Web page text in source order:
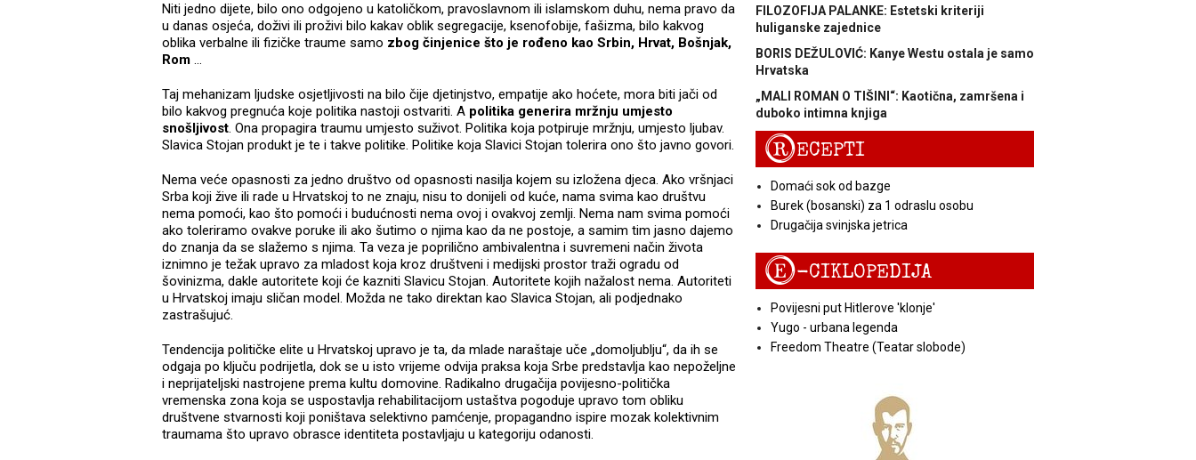
Niti jedno dijete, bilo ono odgojeno u katoličkom, pravoslavnom ili islamskom duhu, nema pravo da
u danas osjeća, doživi ili proživi bilo kakav oblik segregacije, ksenofobije, fašizma, bilo kakvog
oblika verbalne ili fizičke traume samo zbog činjenice što je rođeno kao Srbin, Hrvat, Bošnjak,
Rom ...
Taj mehanizam ljudske osjetljivosti na bilo čije djetinjstvo, empatije ako hoćete, mora biti jači od
bilo kakvog pregnuća koje politika nastoji ostvariti. A politika generira mržnju umjesto
snošljivost. Ona propagira traumu umjesto suživot. Politika koja potpiruje mržnju, umjesto ljubav.
Slavica Stojan produkt je te i takve politike. Politike koja Slavici Stojan tolerira ono što javno govori.
Nema veće opasnosti za jedno društvo od opasnosti nasilja kojem su izložena djeca. Ako vršnjaci
Srba koji žive ili rade u Hrvatskoj to ne znaju, nisu to donijeli od kuće, nama svima kao društvu
nema pomoći, kao što pomoći i budućnosti nema ovoj i ovakvoj zemlji. Nema nam svima pomoći
ako toleriramo ovakve poruke ili ako šutimo o njima kao da ne postoje, a samim tim jasno dajemo
do znanja da se slažemo s njima. Ta veza je poprilično ambivalentna i suvremeni način života
iznimno je težak upravo za mladost koja kroz društveni i medijski prostor traži ogradu od
šovinizma, dakle autoritete koji će kazniti Slavicu Stojan. Autoritete kojih nažalost nema. Autoriteti
u Hrvatskoj imaju sličan model. Možda ne tako direktan kao Slavica Stojan, ali podjednako
zastrašujuć.
Tendencija političke elite u Hrvatskoj upravo je ta, da mlade naraštaje uče „domoljublju“, da ih se
odgaja po ključu podrijetla, dok se u isto vrijeme odvija praksa koja Srbe predstavlja kao nepoželjne
i neprijateljski nastrojene prema kultu domovine. Radikalno drugačija povijesno-politička
vremenska zona koja se uspostavlja rehabilitacijom ustaštva pogoduje upravo tom obliku
društvene stvarnosti koji poništava selektivno pamćenje, propagandno ispire mozak kolektivnim
traumama što upravo obrasce identiteta postavljaju u kategoriju odanosti.
FILOZOFIJA PALANKE: Estetski kriteriji
huliganske zajednice
BORIS DEŽULOVIĆ: Kanye Westu ostala je samo
Hrvatska
„MALI ROMAN O TIŠINI“: Kaotična, zamršena i
duboko intimna knjiga
RECEPTI
Domaći sok od bazge
Burek (bosanski) za 1 odraslu osobu
Drugačija svinjska jetrica
E-CIKLOPEDIJA
Povijesni put Hitlerove 'klonje'
Yugo - urbana legenda
Freedom Theatre (Teatar slobode)